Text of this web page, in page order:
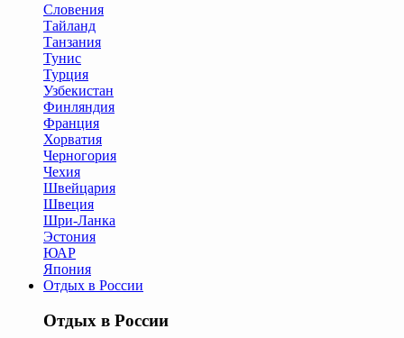
Словения
Тайланд
Танзания
Тунис
Турция
Узбекистан
Финляндия
Франция
Хорватия
Черногория
Чехия
Швейцария
Швеция
Шри-Ланка
Эстония
ЮАР
Япония
Отдых в России
Отдых в России